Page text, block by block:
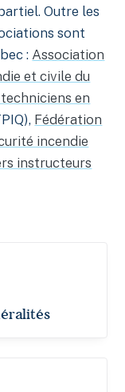
Outre les
sont
: Association
et civile du
en
Fédération
incendie
instructeurs